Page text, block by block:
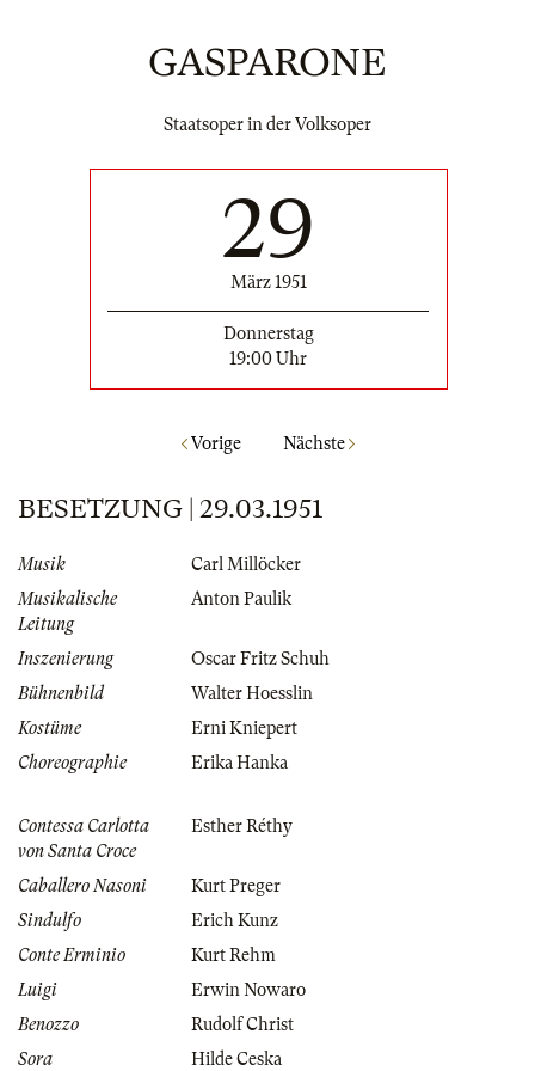
GASPARONE
Staatsoper in der Volksoper
29
März 1951
Donnerstag
19:00 Uhr
Vorige Nächste
BESETZUNG | 29.03.1951
Musik
Carl Millöcker
Musikalische
Leitung
Anton Paulik
Inszenierung
Oscar Fritz Schuh
Bühnenbild
Walter Hoesslin
Kostüme
Erni Kniepert
Choreographie
Erika Hanka
Contessa Carlotta
von Santa Croce
Esther Réthy
Caballero Nasoni
Kurt Preger
Sindulfo
Erich Kunz
Conte Erminio
Kurt Rehm
Luigi
Erwin Nowaro
Benozzo
Rudolf Christ
Sora
Hilde Ceska